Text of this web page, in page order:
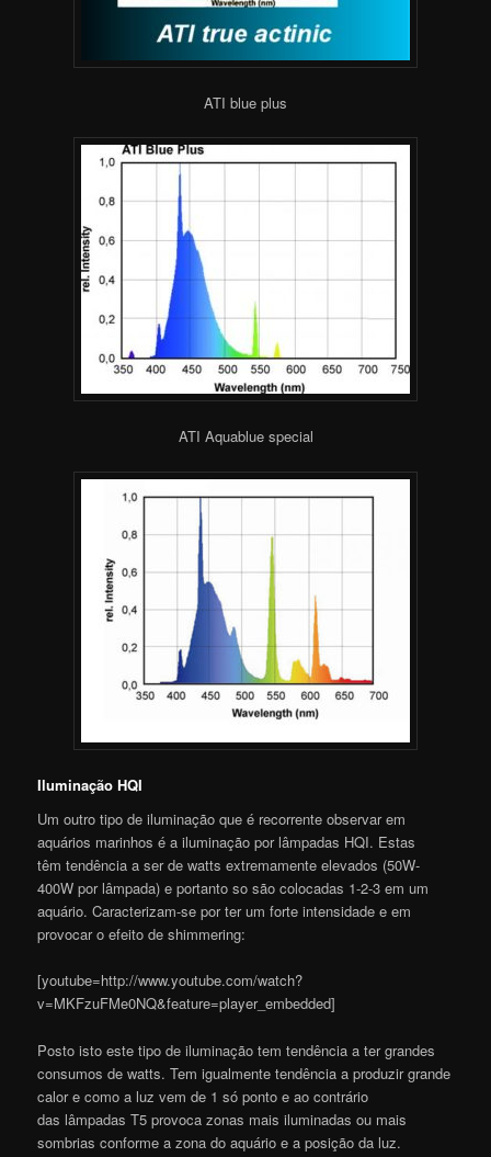
ATI blue plus
ATI Aquablue special
Iluminação HQI
Um outro tipo de iluminação que é recorrente observar em
aquários marinhos é a iluminação por lâmpadas HQI. Estas
têm tendência a ser de watts extremamente elevados (50W-
400W por lâmpada) e portanto so são colocadas 1-2-3 em um
aquário. Caracterizam-se por ter um forte intensidade e em
provocar o efeito de shimmering:
[youtube=http://www.youtube.com/watch?
v=MKFzuFMe0NQ&feature=player_embedded]
Posto isto este tipo de iluminação tem tendência a ter grandes
consumos de watts. Tem igualmente tendência a produzir grande
calor e como a luz vem de 1 só ponto e ao contrário
das lâmpadas T5 provoca zonas mais iluminadas ou mais
sombrias conforme a zona do aquário e a posição da luz.